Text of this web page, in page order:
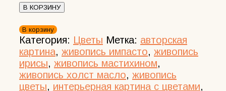
В КОРЗИНУ
Количество
товара
Картина
цветы
"Ирисы"
холст
В корзину
Категория: Цветы Метка: авторская
картина, живопись импасто, живопись
ирисы, живопись мастихином,
живопись холст масло, живопись
цветы, интерьерная картина с цветами,